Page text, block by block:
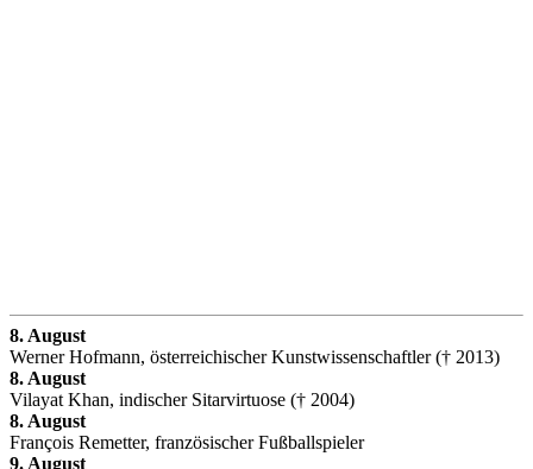
8. August
Werner Hofmann, österreichischer Kunstwissenschaftler († 2013)
8. August
Vilayat Khan, indischer Sitarvirtuose († 2004)
8. August
François Remetter, französischer Fußballspieler
9. August